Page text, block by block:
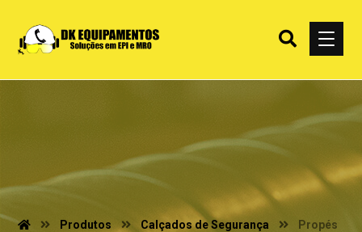
Produtos Calçados de Segurança Propés